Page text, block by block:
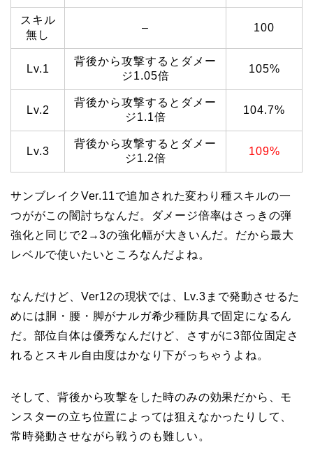
スキル
無し
– 100
Lv.1
背後から攻撃するとダメー
ジ1.05倍
105%
Lv.2
背後から攻撃するとダメー
ジ1.1倍
104.7%
Lv.3
背後から攻撃するとダメー
ジ1.2倍
109%
サンブレイクVer.11で追加された変わり種スキルの一
つががこの闇討ちなんだ。ダメージ倍率はさっきの弾
強化と同じで2→3の強化幅が大きいんだ。だから最大
レベルで使いたいところなんだよね。
なんだけど、Ver12の現状では、Lv.3まで発動させるた
めには胴・腰・脚がナルガ希少種防具で固定になるん
だ。部位自体は優秀なんだけど、さすがに3部位固定さ
れるとスキル自由度はかなり下がっちゃうよね。
そして、背後から攻撃をした時のみの効果だから、モ
ンスターの立ち位置によっては狙えなかったりして、
常時発動させながら戦うのも難しい。